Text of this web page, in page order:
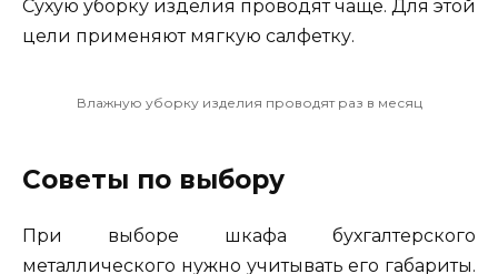
Сухую уборку изделия проводят чаще. Для этой
цели применяют мягкую салфетку.
Влажную уборку изделия проводят раз в месяц
Советы по выбору
При выборе шкафа бухгалтерского
металлического нужно учитывать его габариты.